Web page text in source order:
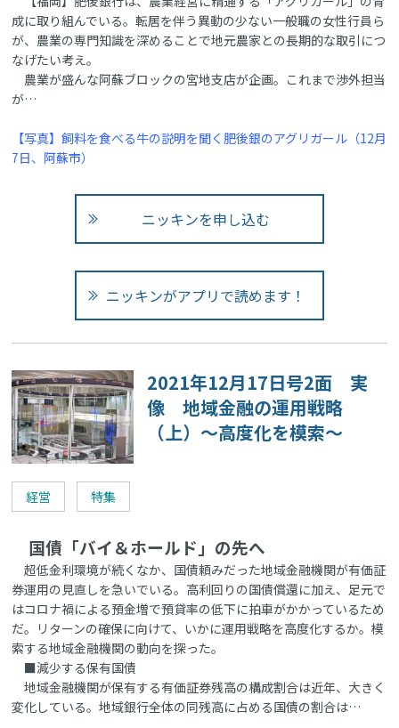
成に取り組んでいる。転居を伴う異動の少ない一般職の女性行員ら
が、農業の専門知識を深めることで地元農家との長期的な取引につ
なげたい考え。
農業が盛んな阿蘇ブロックの宮地支店が企画。これまで渉外担当
が…
【写真】飼料を食べる牛の説明を聞く肥後銀のアグリガール（12月
7日、阿蘇市）
ニッキンを申し込む
ニッキンがアプリで読めます！
2021年12月17日号2面 実
像 地域金融の運用戦略
（上）～高度化を模索～
経営 特集
国債「バイ＆ホールド」の先へ
超低金利環境が続くなか、国債頼みだった地域金融機関が有価証
券運用の見直しを急いでいる。高利回りの国債償還に加え、足元で
はコロナ禍による預金増で預貸率の低下に拍車がかかっているため
だ。リターンの確保に向けて、いかに運用戦略を高度化するか。模
索する地域金融機関の動向を探った。
■減少する保有国債
地域金融機関が保有する有価証券残高の構成割合は近年、大きく
変化している。地域銀行全体の同残高に占める国債の割合は…